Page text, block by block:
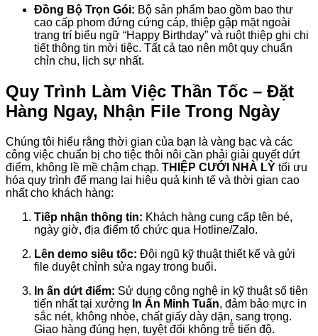
Đồng Bộ Trọn Gói: Bộ sản phẩm bao gồm bao thư
cao cấp phom đứng cứng cáp, thiệp gập mặt ngoài
trang trí biểu ngữ “Happy Birthday” và ruột thiệp ghi chi
tiết thông tin mời tiệc. Tất cả tạo nên một quy chuẩn
chỉn chu, lịch sự nhất.
Quy Trình Làm Việc Thần Tốc – Đặt
Hàng Ngay, Nhận File Trong Ngày
Chúng tôi hiểu rằng thời gian của bạn là vàng bạc và các
công việc chuẩn bị cho tiệc thôi nôi cần phải giải quyết dứt
điểm, không lề mề chậm chạp. THIỆP CƯỚI NHÀ LỲ tối ưu
hóa quy trình để mang lại hiệu quả kinh tế và thời gian cao
nhất cho khách hàng:
Tiếp nhận thông tin: Khách hàng cung cấp tên bé,
ngày giờ, địa điểm tổ chức qua Hotline/Zalo.
Lên demo siêu tốc: Đội ngũ kỹ thuật thiết kế và gửi
file duyệt chỉnh sửa ngay trong buổi.
In ấn dứt điểm: Sử dụng công nghệ in kỹ thuật số tiên
tiến nhất tại xưởng In Ấn Minh Tuấn, đảm bảo mực in
sắc nét, không nhòe, chất giấy dày dặn, sang trọng.
Giao hàng đúng hẹn, tuyệt đối không trễ tiến độ.